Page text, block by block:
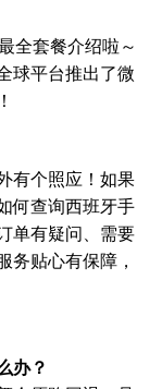
全套餐介绍啦～
球平台推出了微
有个照应！如果
何查询西班牙手
单有疑问、需要
务贴心有保障，
办？